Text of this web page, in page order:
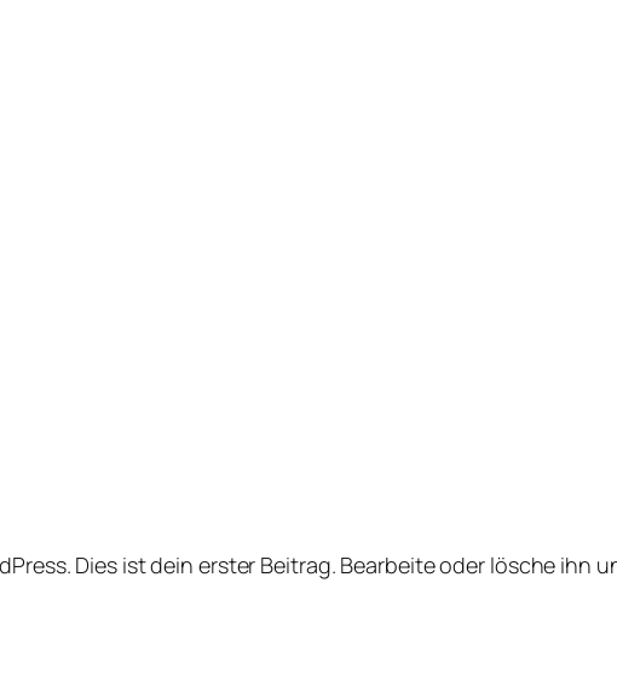
Dies ist dein erster Beitrag. Bearbeite oder lösche ihn